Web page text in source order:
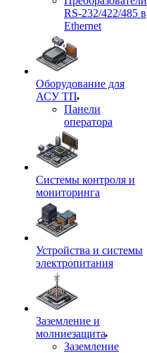
RS-232/422/485 в
Ethernet
Оборудование для
АСУ ТП
Панели
оператора
Системы контроля и
мониторинга
Устройства и системы
электропитания
Заземление и
молниезащита
Заземление